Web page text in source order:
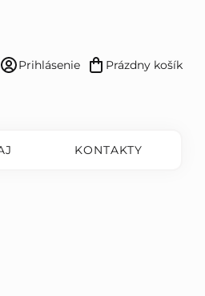
Prihlásenie
Nákupný
Prázdny košík
KONTAKTY